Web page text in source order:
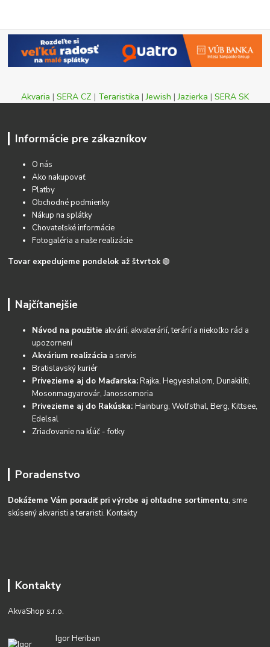
Akvaria | SERA CZ | Teraristika |Jewish |Jazierka | SERA SK
Informácie pre zákazníkov
O nás
Ako nakupovať
Platby
Obchodné podmienky
Nákup na splátky
Chovateľské informácie
Fotogaléria a naše realizácie
Tovar expedujeme pondelok až štvrtok 🟢
Najčítanejšie
Návod na použitie akvárií, akvaterárií, terárií a niekoľko rád a
upozornení
Akvárium realizácia a servis
Bratislavský kuriér
Privezieme aj do Maďarska:Rajka, Hegyeshalom, Dunakiliti,
Mosonmagyarovár, Janossomoria
Privezieme aj do Rakúska:Hainburg, Wolfsthal, Berg, Kittsee,
Edelsal
Zriaďovanie na kĺúč - fotky
Poradenstvo
Dokážeme Vám poradiť pri výrobe aj ohľadne sortimentu, sme
skúsený akvaristi a teraristi.Kontakty
Kontakty
AkvaShop s.r.o.
Igor Heriban